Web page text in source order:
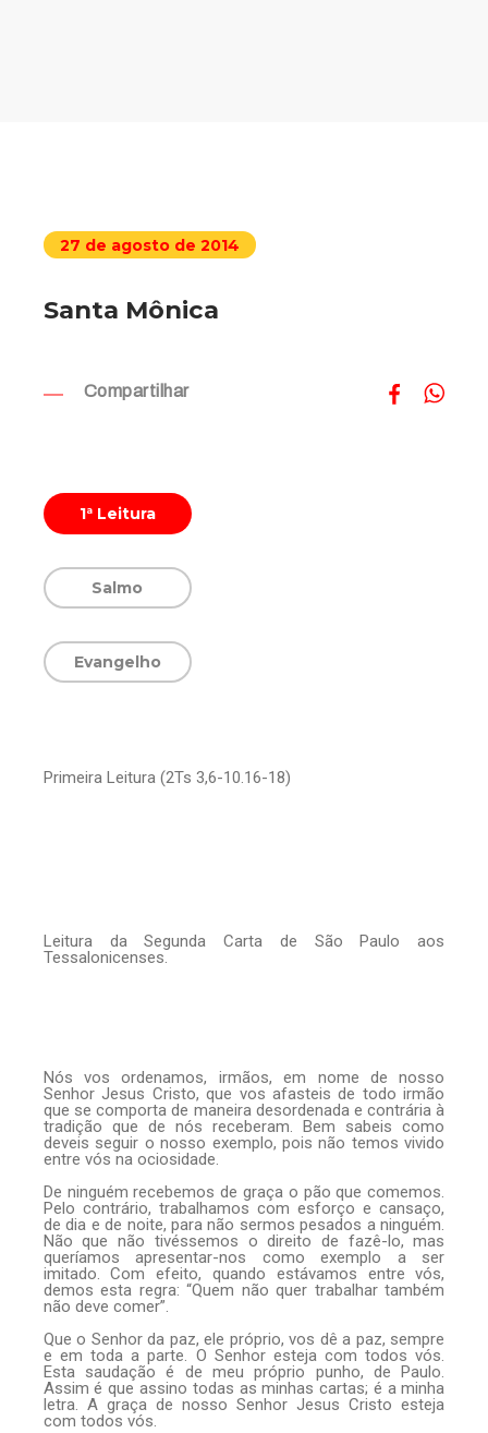
27 de agosto de 2014
Santa Mônica
Compartilhar
1ª Leitura
Salmo
Evangelho
Primeira Leitura (2Ts 3,6-10.16-18)
Leitura da Segunda Carta de São Paulo aos
Tessalonicenses.
Nós vos ordenamos, irmãos, em nome de nosso
Senhor Jesus Cristo, que vos afasteis de todo irmão
que se comporta de maneira desordenada e contrária à
tradição que de nós receberam. Bem sabeis como
deveis seguir o nosso exemplo, pois não temos vivido
entre vós na ociosidade.
De ninguém recebemos de graça o pão que comemos.
Pelo contrário, trabalhamos com esforço e cansaço,
de dia e de noite, para não sermos pesados a ninguém.
Não que não tivéssemos o direito de fazê-lo, mas
queríamos apresentar-nos como exemplo a ser
imitado. Com efeito, quando estávamos entre vós,
demos esta regra: “Quem não quer trabalhar também
não deve comer”.
Que o Senhor da paz, ele próprio, vos dê a paz, sempre
e em toda a parte. O Senhor esteja com todos vós.
Esta saudação é de meu próprio punho, de Paulo.
Assim é que assino todas as minhas cartas; é a minha
letra. A graça de nosso Senhor Jesus Cristo esteja
com todos vós.